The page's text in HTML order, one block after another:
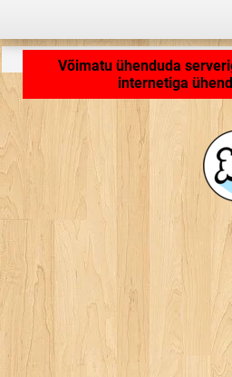
Rakendus